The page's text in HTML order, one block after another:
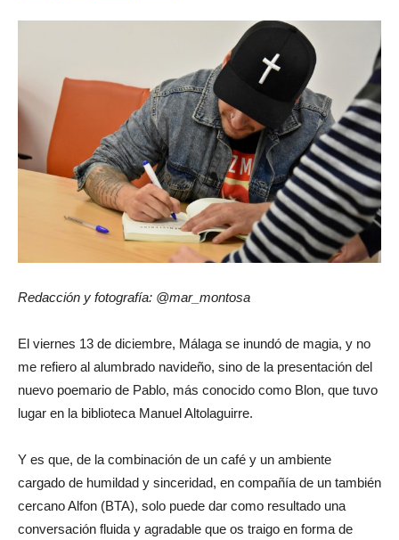
Redacción y fotografía: @mar_montosa
El viernes 13 de diciembre, Málaga se inundó de magia, y no
me refiero al alumbrado navideño, sino de la presentación del
nuevo poemario de Pablo, más conocido como Blon, que tuvo
lugar en la biblioteca Manuel Altolaguirre.
Y es que, de la combinación de un café y un ambiente
cargado de humildad y sinceridad, en compañía de un también
cercano Alfon (BTA), solo puede dar como resultado una
conversación fluida y agradable que os traigo en forma de